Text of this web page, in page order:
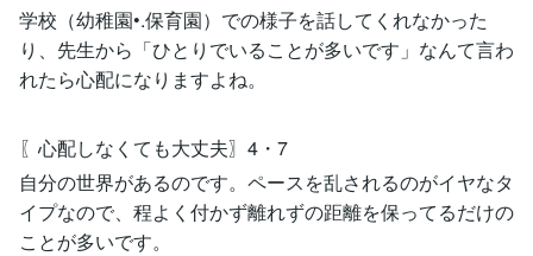
学校（幼稚園•.保育園）での様子を話してくれなかった
り、先生から「ひとりでいることが多いです」なんて言わ
れたら心配になりますよね。
〖心配しなくても大丈夫〗4・7
自分の世界があるのです。ペースを乱されるのがイヤなタ
イプなので、程よく付かず離れずの距離を保ってるだけの
ことが多いです。